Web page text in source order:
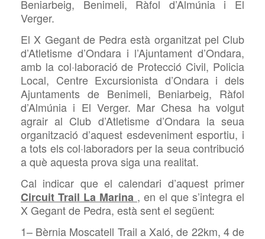
Beniarbeig, Benimeli, Ràfol d’Almúnia i El
Verger.
El X Gegant de Pedra està organitzat pel Club
d’Atletisme d’Ondara i l’Ajuntament d’Ondara,
amb la col·laboració de Protecció Civil, Policia
Local, Centre Excursionista d’Ondara i dels
Ajuntaments de Benimeli, Beniarbeig, Ràfol
d’Almúnia i El Verger. Mar Chesa ha volgut
agrair al Club d’Atletisme d’Ondara la seua
organització d’aquest esdeveniment esportiu, i
a tots els col·laboradors per la seua contribució
a què aquesta prova siga una realitat.
Cal indicar que el calendari d’aquest primer
Circuit Trail La Marina , en el que s’integra el
X Gegant de Pedra, està sent el següent:
1– Bèrnia Moscatell Trail a Xaló, de 22km, 4 de